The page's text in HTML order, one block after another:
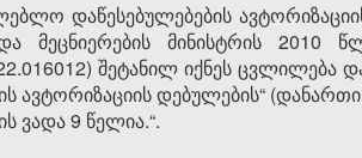
დაწესებულებების
და მეცნიერების მინისტრის
შეტანილ იქნეს
ავტორიზაციის დებულების“
ვადა 9 წელია.“.